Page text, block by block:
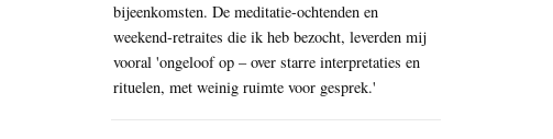
bijeenkomsten. De meditatie-ochtenden en
weekend-retraites die ik heb bezocht, leverden mij
vooral 'ongeloof op – over starre interpretaties en
rituelen, met weinig ruimte voor gesprek.'